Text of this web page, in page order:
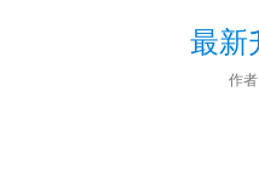
最新
作